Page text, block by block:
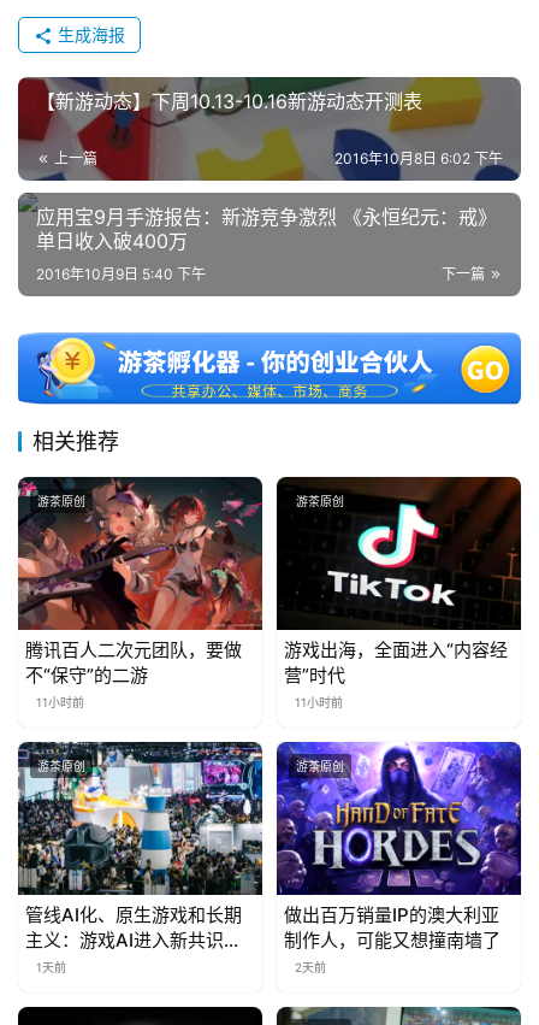
生成海报
【新游动态】下周10.13-10.16新游动态开测表
上一篇 2016年10月8日 6:02 下午
应用宝9月手游报告：新游竞争激烈 《永恒纪元：戒》
单日收入破400万
下一篇
2016年10月9日 5:40 下午
相关推荐
游茶原创
腾讯百人二次元团队，要做
不“保守”的二游
11小时前
游茶原创
游戏出海，全面进入“内容经
营”时代
11小时前
游茶原创
管线AI化、原生游戏和长期
主义：游戏AI进入新共识时
代
1天前
游茶原创
做出百万销量IP的澳大利亚
制作人，可能又想撞南墙了
2天前